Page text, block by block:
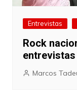
Entrevistas
Rock
Marcos